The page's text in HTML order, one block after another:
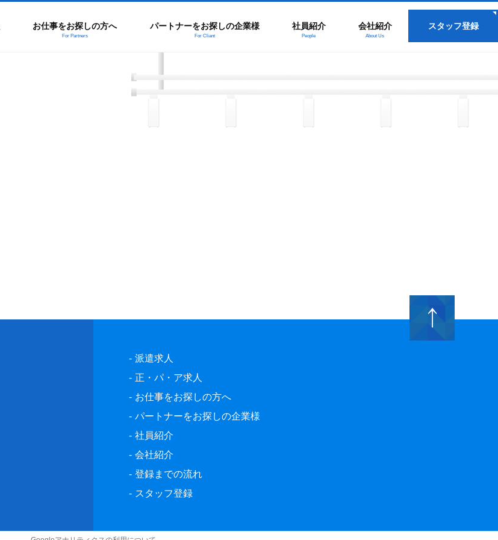
お仕事をお探しの方へ
For Partners
パートナーをお探しの企業様
For Cliant
社員紹介
People
会社紹介
About Us
スタッフ登録
派遣求人
正・パ・ア求人
お仕事をお探しの方へ
パートナーをお探しの企業様
社員紹介
会社紹介
登録までの流れ
スタッフ登録